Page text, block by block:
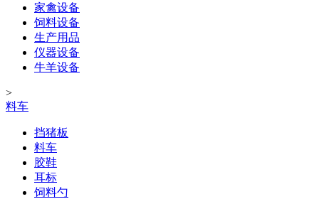
家禽设备
饲料设备
生产用品
仪器设备
牛羊设备
>
料车
挡猪板
料车
胶鞋
耳标
饲料勺